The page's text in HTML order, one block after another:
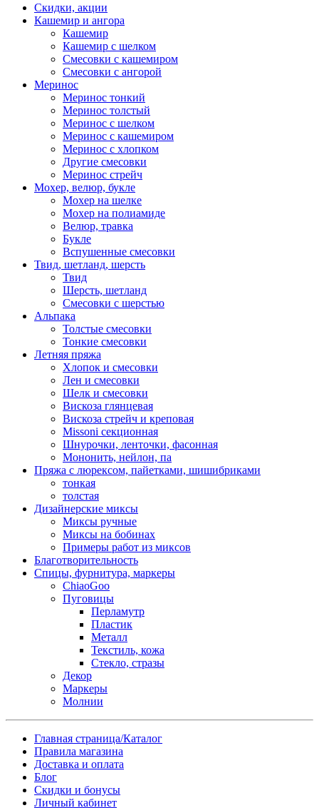
Скидки, акции
Кашемир и ангора
Кашемир
Кашемир с шелком
Смесовки с кашемиром
Смесовки с ангорой
Меринос
Меринос тонкий
Меринос толстый
Меринос с шелком
Меринос с кашемиром
Меринос с хлопком
Другие смесовки
Меринос стрейч
Мохер, велюр, букле
Мохер на шелке
Мохер на полиамиде
Велюр, травка
Букле
Вспушенные смесовки
Твид, шетланд, шерсть
Твид
Шерсть, шетланд
Смесовки с шерстью
Альпака
Толстые смесовки
Тонкие смесовки
Летняя пряжа
Хлопок и смесовки
Лен и смесовки
Шелк и смесовки
Вискоза глянцевая
Вискоза стрейч и креповая
Missoni секционная
Шнурочки, ленточки, фасонная
Мононить, нейлон, па
Пряжа с люрексом, пайетками, шишибриками
тонкая
толстая
Дизайнерские миксы
Миксы ручные
Миксы на бобинах
Примеры работ из миксов
Благотворительность
Спицы, фурнитура, маркеры
ChiaoGoo
Пуговицы
Перламутр
Пластик
Металл
Текстиль, кожа
Стекло, стразы
Декор
Маркеры
Молнии
Главная страница/Каталог
Правила магазина
Доставка и оплата
Блог
Скидки и бонусы
Личный кабинет